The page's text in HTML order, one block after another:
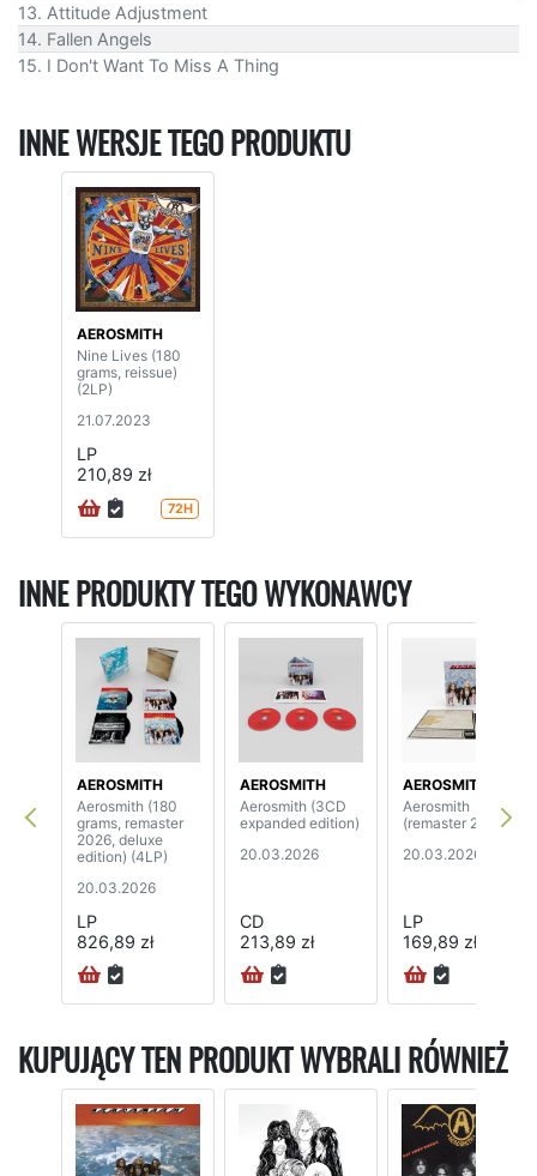
13. Attitude Adjustment
14. Fallen Angels
15. I Don't Want To Miss A Thing
INNE WERSJE TEGO PRODUKTU
AEROSMITH
Nine Lives (180
grams, reissue)
(2LP)
21.07.2023
LP
210,89 zł
72H
INNE PRODUKTY TEGO WYKONAWCY
AEROSMITH
Aerosmith (180
grams, remaster
2026, deluxe
edition) (4LP)
20.03.2026
LP
826,89 zł
AEROSMITH
Aerosmith (3CD
expanded edition)
20.03.2026
CD
213,89 zł
AEROSMITH
Aerosmith
(remaster 2026)
20.03.2026
LP
169,89 zł
KUPUJĄCY TEN PRODUKT WYBRALI RÓWNIEŻ